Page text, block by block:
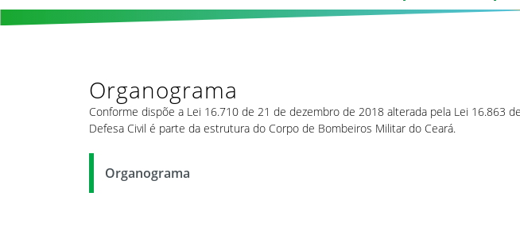
Organograma
Conforme dispõe a Lei 16.710 de 21 de dezembro de 2018 alterada pela Lei 16.863
Defesa Civil é parte da estrutura do Corpo de Bombeiros Militar do Ceará.
Organograma